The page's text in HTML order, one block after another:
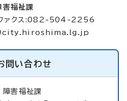
福祉課
クス:082-504-2256
問い合わせ
障害福祉課